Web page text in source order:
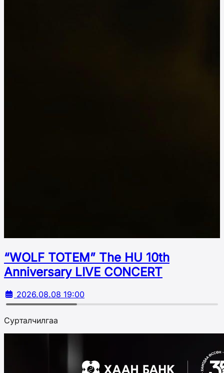
“WOLF TOTEM” The HU 10th
Аnniversary LIVE CONCERT
2026.08.08 19:00
Сурталчилгаа